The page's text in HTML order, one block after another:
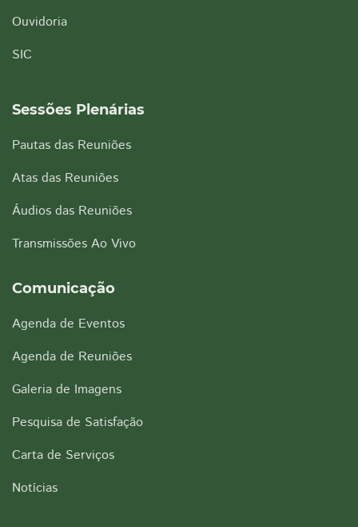
Ouvidoria
SIC
Sessões Plenárias
Pautas das Reuniões
Atas das Reuniões
Áudios das Reuniões
Transmissões Ao Vivo
Comunicação
Agenda de Eventos
Agenda de Reuniões
Galeria de Imagens
Pesquisa de Satisfação
Carta de Serviços
Notícias